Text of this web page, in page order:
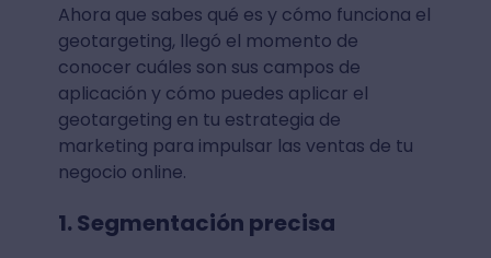
Ahora que sabes qué es y cómo funciona el
geotargeting, llegó el momento de
conocer cuáles son sus campos de
aplicación y cómo puedes aplicar el
geotargeting en tu estrategia de
marketing para impulsar las ventas de tu
negocio online.
1. Segmentación precisa